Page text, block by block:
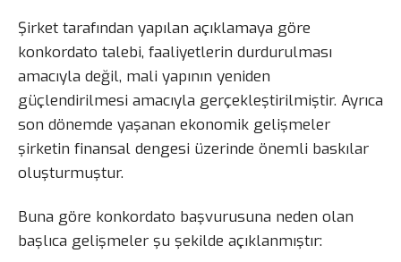
Şirket tarafından yapılan açıklamaya göre
konkordato talebi, faaliyetlerin durdurulması
amacıyla değil, mali yapının yeniden
güçlendirilmesi amacıyla gerçekleştirilmiştir. Ayrıca
son dönemde yaşanan ekonomik gelişmeler
şirketin finansal dengesi üzerinde önemli baskılar
oluşturmuştur.
Buna göre konkordato başvurusuna neden olan
başlıca gelişmeler şu şekilde açıklanmıştır: